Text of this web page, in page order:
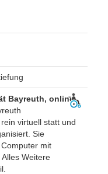
Bayreuth, online
virtuell statt und
Sie
mit
Weitere